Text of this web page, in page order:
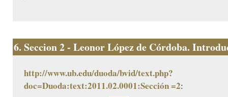
6. Seccion 2 - Leonor López de Córdoba.
http://www.ub.edu/duoda/bvid/text.php?
doc=Duoda:text:2011.02.0001:Sección =2: